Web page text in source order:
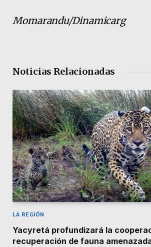
Momarandu/Dinamicarg
Noticias Relacionadas
LA REGIÓN
Yacyretá profundizará la
recuperación de fauna